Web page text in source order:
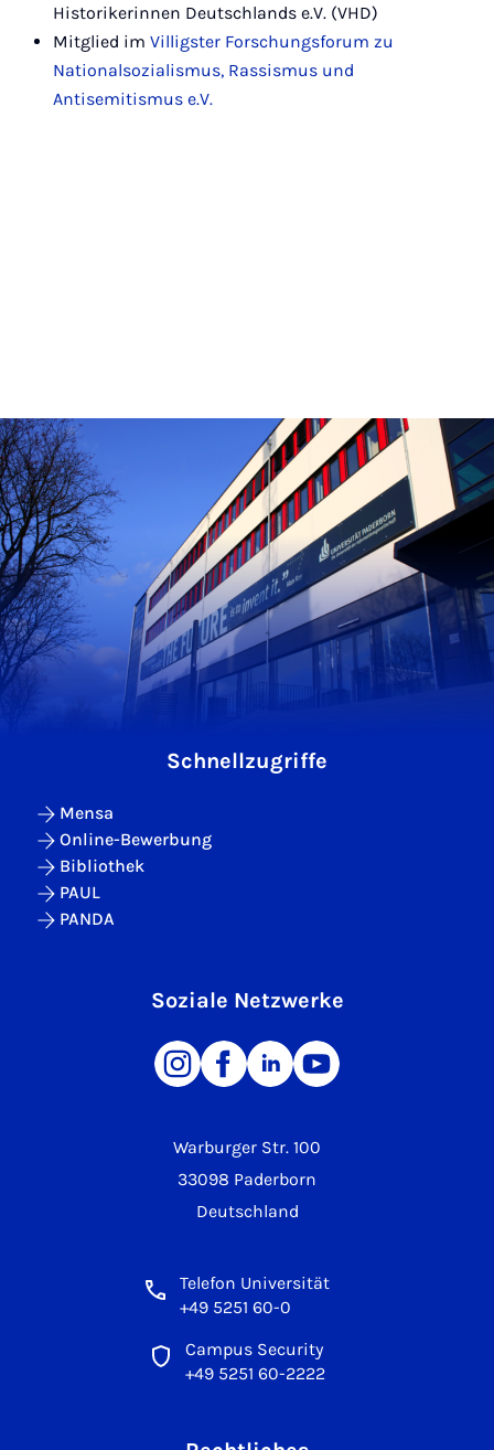
Historikerinnen Deutschlands e.V. (VHD)
Mitglied im Villigster Forschungsforum zu
Nationalsozialismus, Rassismus und
Antisemitismus e.V.
Warburger Str. 100
33098 Paderborn
Deutschland
Telefon Universität
+49 5251 60-0
Campus Security
+49 5251 60-2222
Schnellzugriffe
Mensa
Online-Bewerbung
Bibliothek
PAUL
PANDA
Soziale Netzwerke